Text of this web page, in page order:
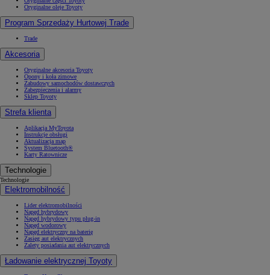
Oryginalne oleje Toyoty
Program Sprzedaży Hurtowej Trade
Trade
Akcesoria
Oryginalne akcesoria Toyoty
Opony i koła zimowe
Zabudowy samochodów dostawczych
Zabezpieczenia i alarmy
Sklep Toyoty
Strefa klienta
Aplikacja MyToyota
Instrukcje obsługi
Aktualizacja map
System Bluetooth®
Karty Ratownicze
Technologie
Technologie
Elektromobilność
Lider elektromobilności
Napęd hybrydowy
Napęd hybrydowy typu plug-in
Napęd wodorowy
Napęd elektryczny na baterię
Zasięg aut elektrycznych
Zalety posiadania aut elektrycznych
Ładowanie elektrycznej Toyoty